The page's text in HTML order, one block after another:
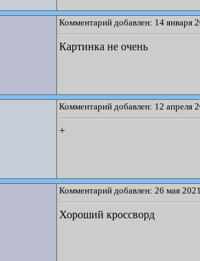
Комментарий добавлен: 14 января
Картинка не очень
Комментарий добавлен: 12 апреля
+
Комментарий добавлен: 26 мая
Хороший кроссворд